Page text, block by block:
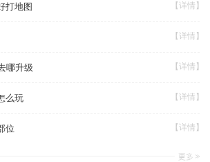
打地图 【详情】
【详情】
哪升级 【详情】
么玩 【详情】
位 【详情】